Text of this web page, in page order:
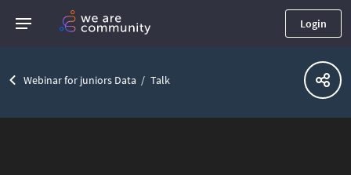
Login
Webinar for juniors Data Talk